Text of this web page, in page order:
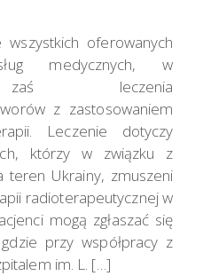
oferowanych
medycznych, w
zaś leczenia
z zastosowaniem
Leczenie dotyczy
którzy w związku z
teren Ukrainy, zmuszeni
radioterapeutycznej w
mogą zgłaszać się
przy współpracy z
im. L. […]